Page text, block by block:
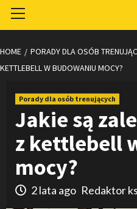
Menu
HOME PORADY DLA OSÓB
KETTLEBELL W BUDOWANIU MOCY?
Porady dla osób trenujących
Jakie są
z kettlebell
mocy?
2 lata ago Redaktor